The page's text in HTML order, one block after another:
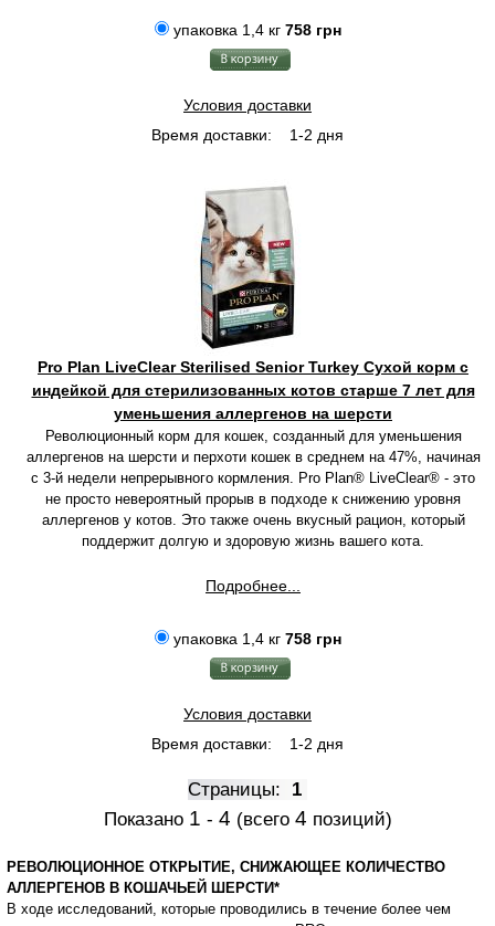
упаковка 1,4 кг 758 грн
Условия доставки
Время доставки:
1-2 дня
Pro Plan LiveClear Sterilised Senior Turkey Сухой корм с
индейкой для стерилизованных котов старше 7 лет для
уменьшения аллергенов на шерсти
Революционный корм для кошек, созданный для уменьшения
аллергенов на шерсти и перхоти кошек в среднем на 47%, начиная
с 3-й недели непрерывного кормления. Pro Plan® LiveClear® - это
не просто невероятный прорыв в подходе к снижению уровня
аллергенов у котов. Это также очень вкусный рацион, который
поддержит долгую и здоровую жизнь вашего кота.
Подробнее...
упаковка 1,4 кг 758 грн
Условия доставки
Время доставки:
1-2 дня
Страницы: 1
Показано 1 - 4 (всего 4 позиций)
РЕВОЛЮЦИОННОЕ ОТКРЫТИЕ, СНИЖАЮЩЕЕ КОЛИЧЕСТВО
АЛЛЕРГЕНОВ В КОШАЧЬЕЙ ШЕРСТИ*
В ходе исследований, которые проводились в течение более чем